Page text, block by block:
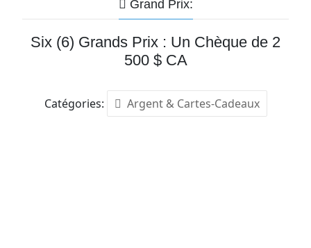
Grand Prix:
Six (6) Grands Prix : Un Chèque de 2
500 $ CA
Catégories: Argent & Cartes-Cadeaux